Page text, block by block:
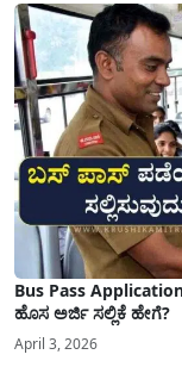
Bus Pass
ಹೊಸ ಅರ್ಜಿ ಸಲ್ಲಿಕೆ ಹೇಗೆ?
April 3, 2026